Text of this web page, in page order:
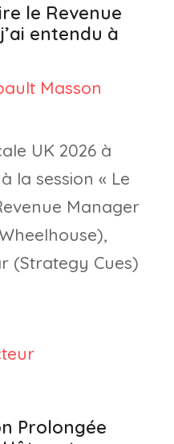
le Revenue
entendu à
Masson
UK 2026 à
la session « Le
Manager
(Strategy Cues)
Prolongée